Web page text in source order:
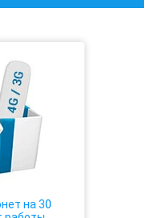
на 30